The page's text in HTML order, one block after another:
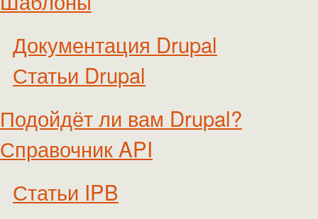
Документация Drupal
Статьи Drupal
Подойдёт ли вам Drupal?
Справочник API
Статьи IPB